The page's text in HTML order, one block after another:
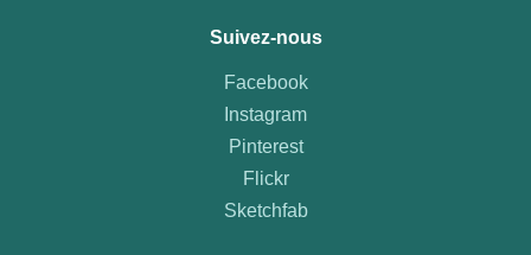
Suivez-nous
Facebook
Instagram
Pinterest
Flickr
Sketchfab